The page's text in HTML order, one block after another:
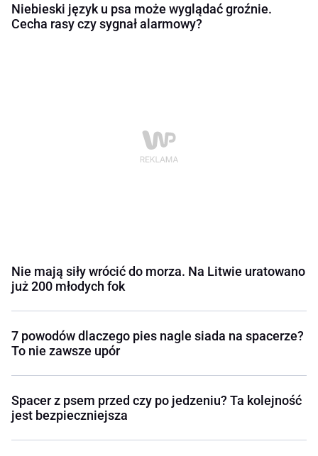
Niebieski język u psa może wyglądać groźnie.
Cecha rasy czy sygnał alarmowy?
Nie mają siły wrócić do morza. Na Litwie uratowano
już 200 młodych fok
7 powodów dlaczego pies nagle siada na spacerze?
To nie zawsze upór
Spacer z psem przed czy po jedzeniu? Ta kolejność
jest bezpieczniejsza